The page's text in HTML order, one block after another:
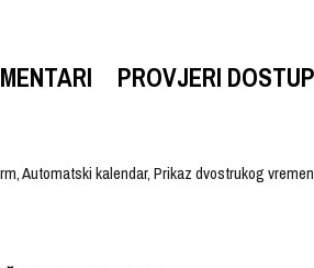
PROVJERI
Automatski kalendar, Prikaz dvostrukog